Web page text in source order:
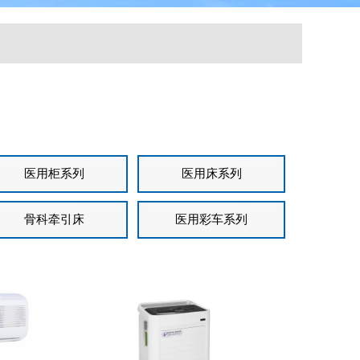
医用柜系列 医用床系列
骨科牵引床 医用彩车系列